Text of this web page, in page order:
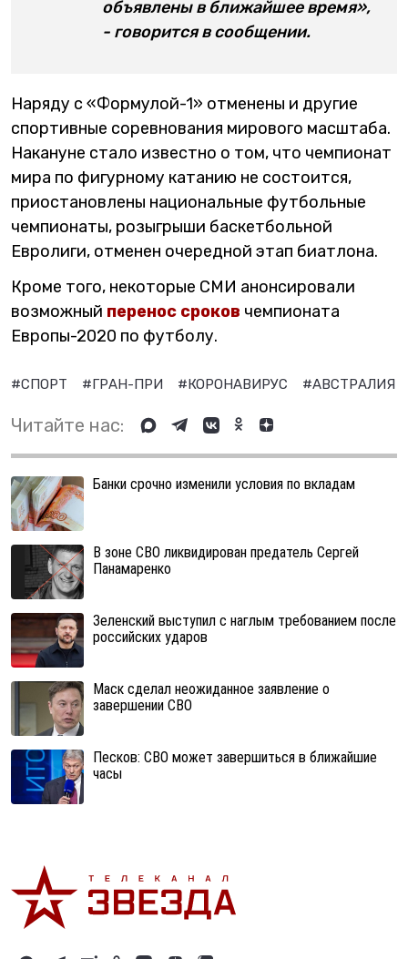
объявлены в ближайшее время»,
- говорится в сообщении.
Наряду с «Формулой-1» отменены и другие
спортивные соревнования мирового масштаба.
Накануне стало известно о том, что чемпионат
мира по фигурному катанию не состоится,
приостановлены национальные футбольные
чемпионаты, розыгрыши баскетбольной
Евролиги, отменен очередной этап биатлона.
Кроме того, некоторые СМИ анонсировали
возможный перенос сроков чемпионата
Европы-2020 по футболу.
#СПОРТ #ГРАН-ПРИ #КОРОНАВИРУС #АВСТРАЛИЯ
Читайте нас:
Банки срочно изменили условия по вкладам
В зоне СВО ликвидирован предатель Сергей
Панамаренко
Зеленский выступил с наглым требованием после
российских ударов
Маск сделал неожиданное заявление о
завершении СВО
Песков: СВО может завершиться в ближайшие
часы